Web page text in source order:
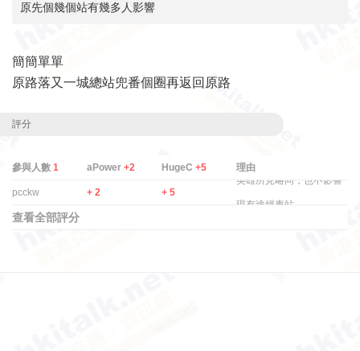
原先個幾個站有幾多人影響
簡簡單單
原路落又一城總站兜番個圈再返回原路
評分
參與人數 1 aPower +2 HugeC +5 理由
pcckw + 2 + 5
英雄所見略同，也不影響
現有途經車站.
查看全部評分